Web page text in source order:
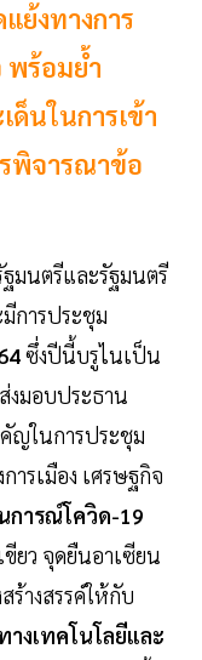
ย้งทางการ
พร้อมย้ำ
ด็นในการเข้า
รพิจารณาข้อ
ฐมนตรีและรัฐมนตรี
การประชุม
ซึ่งปีนี้บรูไนเป็น
งมอบประธาน
ญในการประชุม
ารเมือง เศรษฐกิจ
การณ์โควิด-19
ยว จุดยืนอาเซียน
างสรรค์ให้กับ
งเทคโนโลยีและ